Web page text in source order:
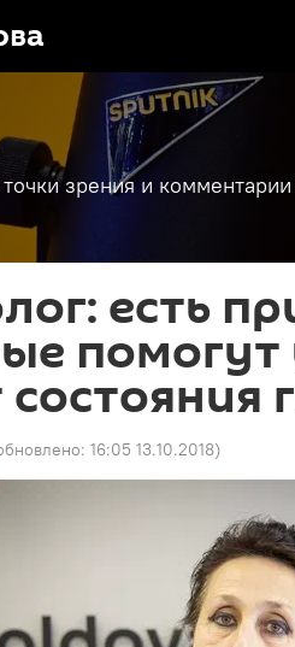
зрения и
есть
помогут
состояния
16:05 13.10.2018)